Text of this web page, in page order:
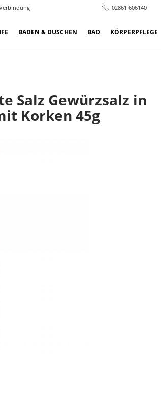
02861 606140
BADEN & DUSCHEN BAD KÖRPERPFLEGE
Salz Gewürzsalz in
Korken 45g